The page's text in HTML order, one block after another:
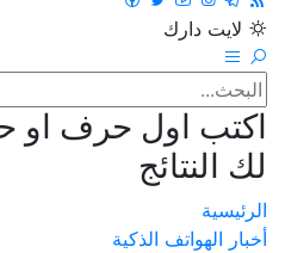
لايت دارك
اكتب اول حرف او
لك النتائج
الرئيسية
أخبار الهواتف الذكية